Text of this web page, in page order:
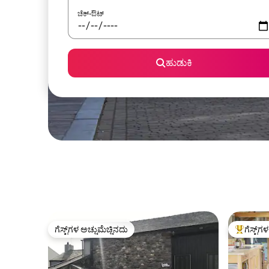
ಚೆಕ್-ಔಟ್
ಹುಡುಕಿ
ಗೆಸ್ಟ್‌ಗಳ ಅಚ್ಚುಮೆಚ್ಚಿನದು
ಗೆಸ್ಟ್‌ಗಳ ಅಚ್ಚುಮೆಚ್ಚಿನದು ಗೆಸ್ಟ್‌ಗಳಿಗೆ